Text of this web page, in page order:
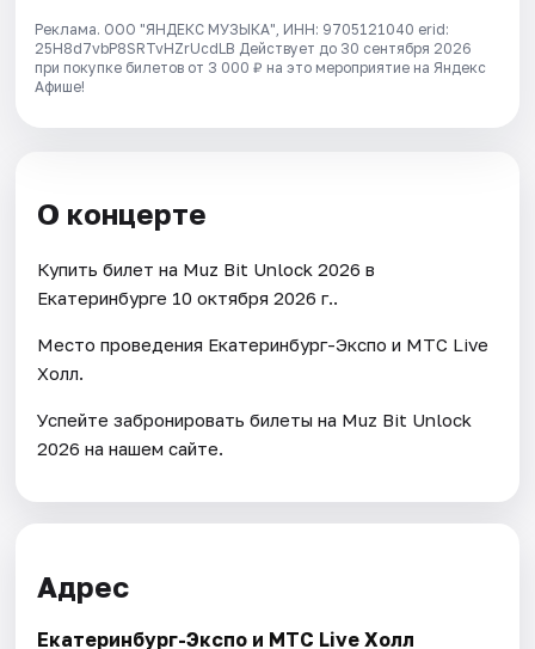
Реклама. ООО "ЯНДЕКС МУЗЫКА", ИНН: 9705121040 erid:
25H8d7vbP8SRTvHZrUcdLB Действует до 30 сентября 2026
при покупке билетов от 3 000 ₽ на это мероприятие на Яндекс
Афише!
О концерте
Купить билет на Muz Bit Unlock 2026 в
Екатеринбурге 10 октября 2026 г..
Место проведения Екатеринбург-Экспо и МТС Live
Холл.
Успейте забронировать билеты на Muz Bit Unlock
2026 на нашем сайте.
Адрес
Екатеринбург-Экспо и МТС Live Холл